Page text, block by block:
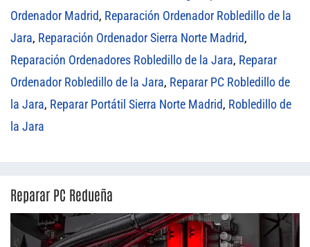
Ordenador Madrid, Reparación Ordenador Robledillo de la
Jara, Reparación Ordenador Sierra Norte Madrid,
Reparación Ordenadores Robledillo de la Jara, Reparar
Ordenador Robledillo de la Jara, Reparar PC Robledillo de
la Jara, Reparar Portátil Sierra Norte Madrid, Robledillo de
la Jara
Reparar PC Redueña